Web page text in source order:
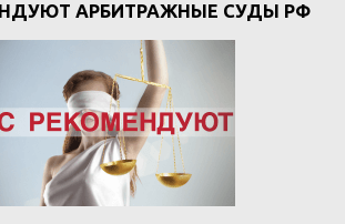
АРБИТРАЖНЫЕ СУДЫ РФ